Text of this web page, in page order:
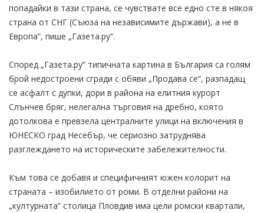
попадайки в тази страна, се чувствате все едно сте в някоя
страна от СНГ (Съюза на независимите държави), а не в
Европа”, пише „Газета.ру”.
Според „Газета.ру” типичната картина в България са голям
брой недостроени сгради с обяви „Продава се”, разпадащ
се асфалт с дупки, дори в района на елитния курорт
Слънчев бряг, нелегална търговия на дребно, която
дотолкова е превзела централните улици на включения в
ЮНЕСКО град Несебър, че сериозно затруднява
разглеждането на историческите забележителности.
Към това се добавя и специфичният южен колорит на
страната – изобилието от роми. В отделни райони на
„културната” столица Пловдив има цели ромски квартали,